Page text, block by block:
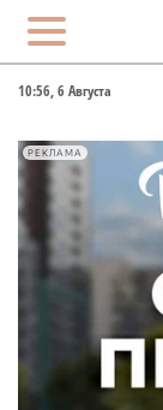
10:56, 6 Августа
РЕКЛАМА